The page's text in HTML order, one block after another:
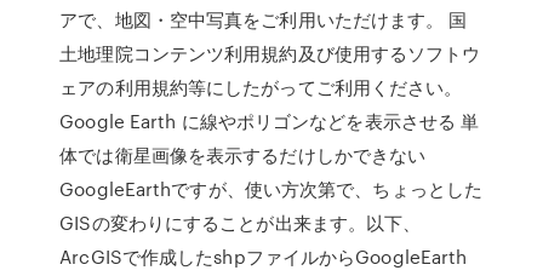
アで、地図・空中写真をご利用いただけます。 国
土地理院コンテンツ利用規約及び使用するソフトウ
ェアの利用規約等にしたがってご利用ください。
Google Earth に線やポリゴンなどを表示させる 単
体では衛星画像を表示するだけしかできない
GoogleEarthですが、使い方次第で、ちょっとした
GISの変わりにすることが出来ます。以下、
ArcGISで作成したshpファイルからGoogleEarth